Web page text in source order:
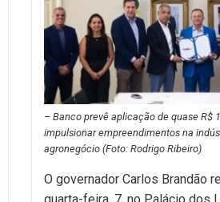
– Banco prevê aplicação de quase R$
impulsionar empreendimentos na
agronegócio (Foto: Rodrigo Ribeiro)
O governador Carlos Brandão